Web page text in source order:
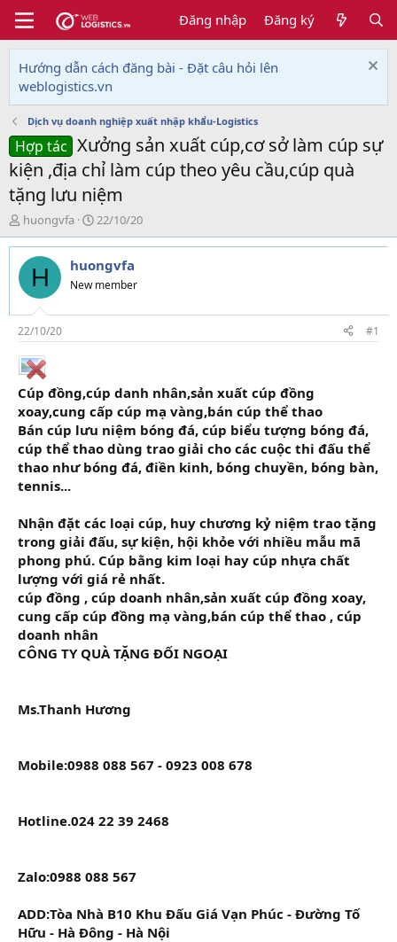
Đăng nhập Đăng ký
Hướng dẫn cách đăng bài - Đặt câu hỏi lên
weblogistics.vn
Dịch vụ doanh nghiệp xuất nhập khẩu-Logistics
Hợp tác Xưởng sản xuất cúp,cơ sở làm cúp sự
kiện ,địa chỉ làm cúp theo yêu cầu,cúp quà
tặng lưu niệm
T
h
r
e
d
s
t
a
r
t
e
r
huongvfa
N
g
à
y
g
i
22/10/20
H huongvfa
New member
22/10/20 #1
Cúp đồng,cúp danh nhân,sản xuất cúp đồng
xoay,cung cấp cúp mạ vàng,bán cúp thể thao
Bán cúp lưu niệm bóng đá, cúp biểu tượng bóng đá,
cúp thể thao dùng trao giải cho các cuộc thi đấu thể
thao như bóng đá, điền kinh, bóng chuyền, bóng bàn,
tennis...
Nhận đặt các loại cúp, huy chương kỷ niệm trao tặng
trong giải đấu, sự kiện, hội khỏe với nhiều mẫu mã
phong phú. Cúp bằng kim loại hay cúp nhựa chất
lượng với giá rẻ nhất.
cúp đồng , cúp doanh nhân,sản xuất cúp đồng xoay,
cung cấp cúp đồng mạ vàng,bán cúp thể thao , cúp
doanh nhân
CÔNG TY QUÀ TẶNG ĐỐI NGOẠI
Ms.Thanh Hương
Mobile:0988 088 567 - 0923 008 678
Hotline.024 22 39 2468
Zalo:0988 088 567
ADD:Tòa Nhà B10 Khu Đấu Giá Vạn Phúc - Đường Tố
Hữu - Hà Đông - Hà Nội